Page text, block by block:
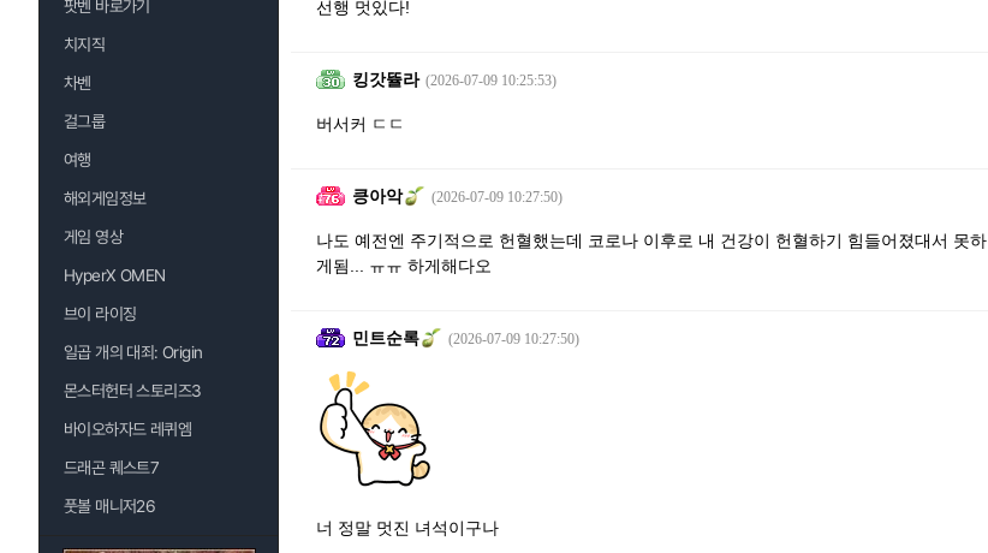
팟벤 바로가기
치지직
차벤
걸그룹
여행
해외게임정보
게임 영상
HyperX OMEN
브이 라이징
일곱 개의 대죄: Origin
몬스터헌터 스토리즈3
바이오하자드 레퀴엠
드래곤 퀘스트7
풋볼 매니저26
선행 멋있다!
킹갓뜔라 (2026-07-09 10:25:53)
버서커 ㄷㄷ
킁아악 (2026-07-09 10:27:50)
나도 예전엔 주기적으로 헌혈했는데 코로나 이후로 내 건강이 헌혈하기 힘들어졌대서 못하
게됨... ㅠㅠ 하게해다오
민트순록 (2026-07-09 10:27:50)
너 정말 멋진 녀석이구나